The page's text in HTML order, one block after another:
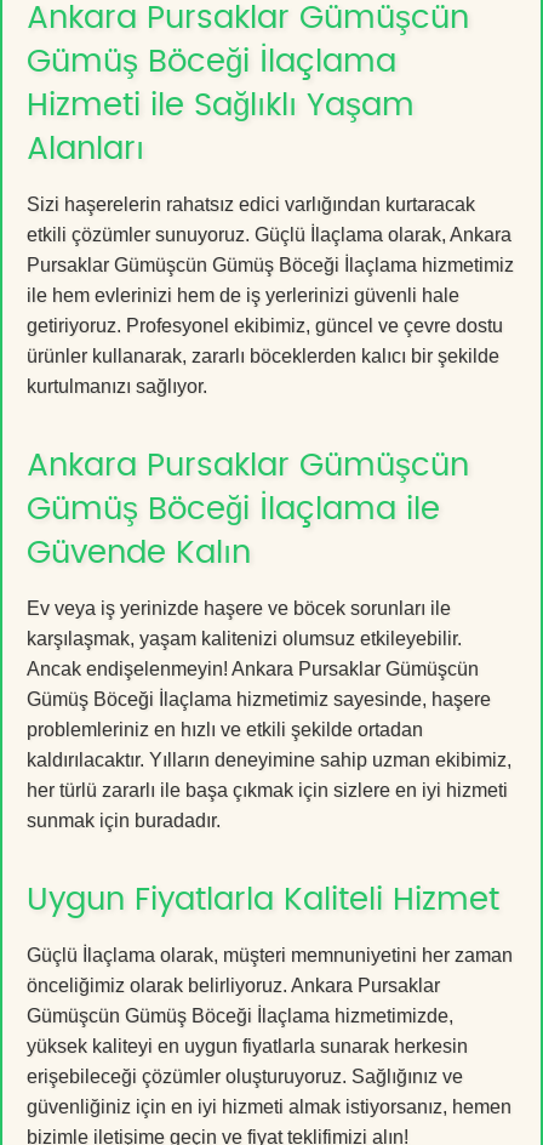
Ankara Pursaklar Gümüşcün
Gümüş Böceği İlaçlama
Hizmeti ile Sağlıklı Yaşam
Alanları
Sizi haşerelerin rahatsız edici varlığından kurtaracak
etkili çözümler sunuyoruz. Güçlü İlaçlama olarak, Ankara
Pursaklar Gümüşcün Gümüş Böceği İlaçlama hizmetimiz
ile hem evlerinizi hem de iş yerlerinizi güvenli hale
getiriyoruz. Profesyonel ekibimiz, güncel ve çevre dostu
ürünler kullanarak, zararlı böceklerden kalıcı bir şekilde
kurtulmanızı sağlıyor.
Ankara Pursaklar Gümüşcün
Gümüş Böceği İlaçlama ile
Güvende Kalın
Ev veya iş yerinizde haşere ve böcek sorunları ile
karşılaşmak, yaşam kalitenizi olumsuz etkileyebilir.
Ancak endişelenmeyin! Ankara Pursaklar Gümüşcün
Gümüş Böceği İlaçlama hizmetimiz sayesinde, haşere
problemleriniz en hızlı ve etkili şekilde ortadan
kaldırılacaktır. Yılların deneyimine sahip uzman ekibimiz,
her türlü zararlı ile başa çıkmak için sizlere en iyi hizmeti
sunmak için buradadır.
Uygun Fiyatlarla Kaliteli Hizmet
Güçlü İlaçlama olarak, müşteri memnuniyetini her zaman
önceliğimiz olarak belirliyoruz. Ankara Pursaklar
Gümüşcün Gümüş Böceği İlaçlama hizmetimizde,
yüksek kaliteyi en uygun fiyatlarla sunarak herkesin
erişebileceği çözümler oluşturuyoruz. Sağlığınız ve
güvenliğiniz için en iyi hizmeti almak istiyorsanız, hemen
bizimle iletişime geçin ve fiyat teklifimizi alın!